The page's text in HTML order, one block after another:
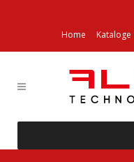
Home Kataloge